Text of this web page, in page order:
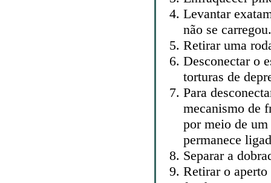
Levantar
não se
Retirar uma
Desconectar o
torturas de
Para
mecanismo de
por meio de
permanece
Separar a
Retirar o